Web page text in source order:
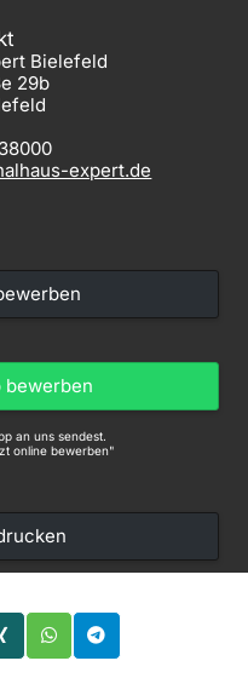
Bielefeld
29b
expert.de
bewerben
an uns sendest.
online bewerben"